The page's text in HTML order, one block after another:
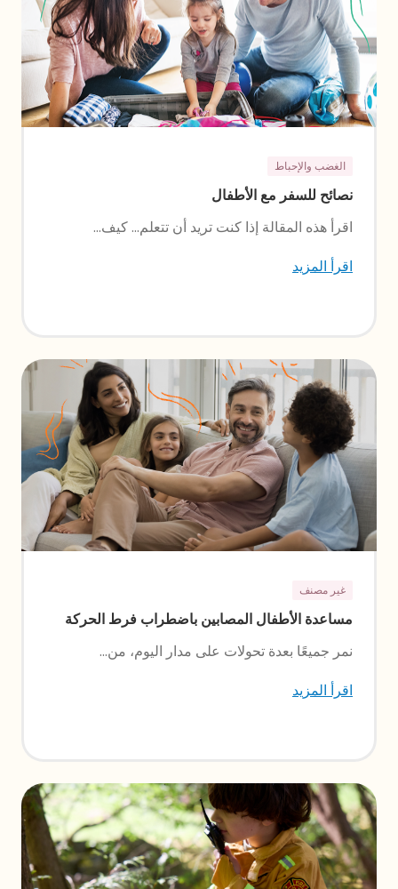
الغضب والإحباط
نصائح للسفر مع الأطفال
اقرأ هذه المقالة إذا كنت تريد أن تتعلم... كيف...
اقرأ المزيد
غير مصنف
مساعدة الأطفال المصابين باضطراب فرط الحركة
ونقص الانتباه (ADHD) واضطراب طيف التوحد
نمر جميعًا بعدة تحولات على مدار اليوم، من...
اقرأ المزيد